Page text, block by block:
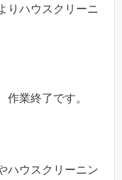
りハウスクリーニ
業終了です。
ハウスクリーニン